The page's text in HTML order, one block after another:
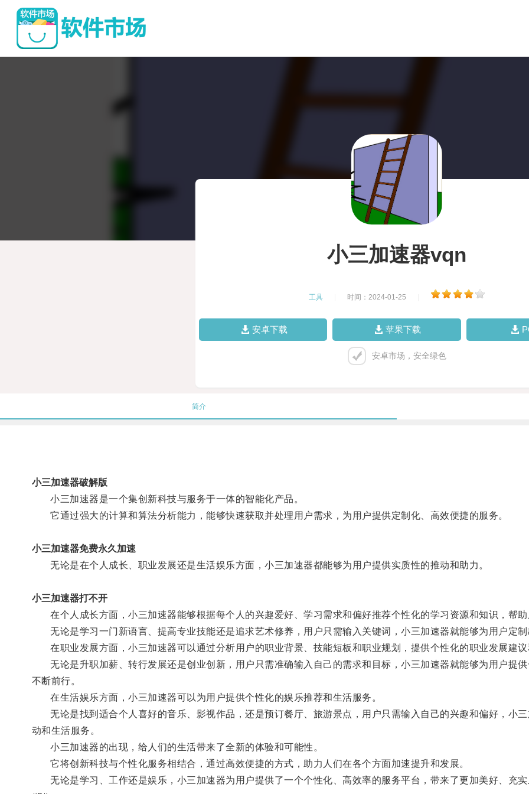
小三加速器vqn
工具 时间：2024-01-25
安卓下载 苹果下载
安卓市场，安全绿色
简介
小三加速器破解版
小三加速器是一个集创新科技与服务于一体的智能化产品。
它通过强大的计算和算法分析能力，能够快速获取并处理用户需求，为用户提供定制化、高效便捷的服务。
小三加速器免费永久加速
无论是在个人成长、职业发展还是生活娱乐方面，小三加速器都能够为用户提供实质性的推动和助力。
小三加速器打不开
在个人成长方面，小三加速器能够根据每个人的兴趣爱好、学习需求和偏好推荐个性化的学习资源和知识，帮助
无论是学习一门新语言、提高专业技能还是追求艺术修养，用户只需输入关键词，小三加速器就能够为用户定制
在职业发展方面，小三加速器可以通过分析用户的职业背景、技能短板和职业规划，提供个性化的职业发展建议
无论是升职加薪、转行发展还是创业创新，用户只需准确输入自己的需求和目标，小三加速器就能够为用户提
不断前行。
在生活娱乐方面，小三加速器可以为用户提供个性化的娱乐推荐和生活服务。
无论是找到适合个人喜好的音乐、影视作品，还是预订餐厅、旅游景点，用户只需输入自己的兴趣和偏好，小
动和生活服务。
小三加速器的出现，给人们的生活带来了全新的体验和可能性。
它将创新科技与个性化服务相结合，通过高效便捷的方式，助力人们在各个方面加速提升和发展。
无论是学习、工作还是娱乐，小三加速器为用户提供了一个个性化、高效率的服务平台，带来了更加美好、充实